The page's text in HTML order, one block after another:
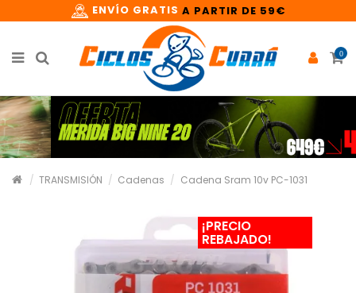
ENVÍO GRATIS A PARTIR DE 59€
0
TRANSMISIÓN Cadenas Cadena Sram 10v PC-1031
¡PRECIO
REBAJADO!